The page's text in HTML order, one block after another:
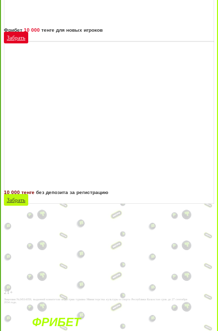
Фрибет 10 000 тенге для новых игроков
Забрать
10 000 тенге без депозита за регистрацию
Забрать
21+
Лицензии №24514359, выданной комитетом индустрии туризма Министерства культуры и спорта Республики Казахстан срок до 27 сентября
2034 года.
ФРИБЕТ